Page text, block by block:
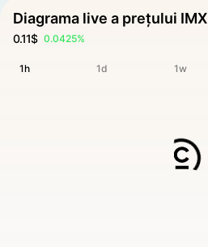
Diagrama live a prețului IMX
0.11$ 0.0425%
1h 1d 1w